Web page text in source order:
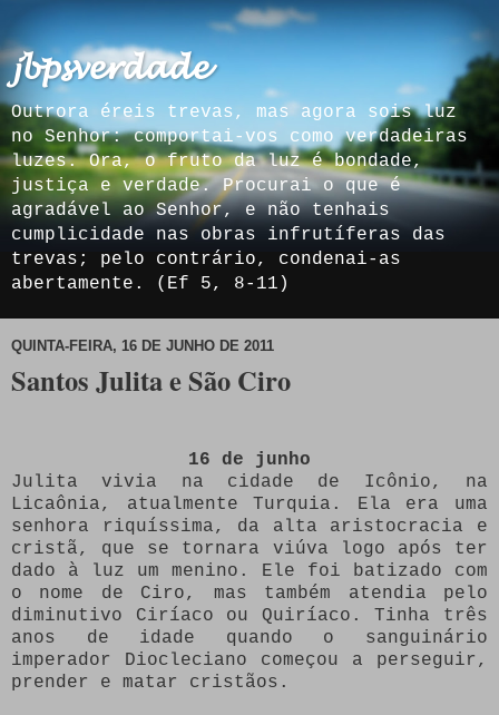
𝓳𝓫𝓹𝓼𝓿𝓮𝓻𝓭𝓪𝓭𝓮
Outrora éreis trevas, mas agora sois luz
no Senhor: comportai-vos como verdadeiras
luzes. Ora, o fruto da luz é bondade,
justiça e verdade. Procurai o que é
agradável ao Senhor, e não tenhais
cumplicidade nas obras infrutíferas das
trevas; pelo contrário, condenai-as
abertamente. (Ef 5, 8-11)
QUINTA-FEIRA, 16 DE JUNHO DE 2011
Santos Julita e São Ciro
16 de junho
Julita vivia na cidade de Icônio, na
Licaônia, atualmente Turquia. Ela era uma
senhora riquíssima, da alta aristocracia e
cristã, que se tornara viúva logo após ter
dado à luz um menino. Ele foi batizado com
o nome de Ciro, mas também atendia pelo
diminutivo Ciríaco ou Quiríaco. Tinha três
anos de idade quando o sanguinário
imperador Diocleciano começou a perseguir,
prender e matar cristãos.